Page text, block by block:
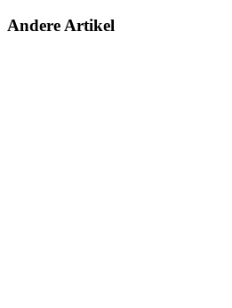
Andere Artikel